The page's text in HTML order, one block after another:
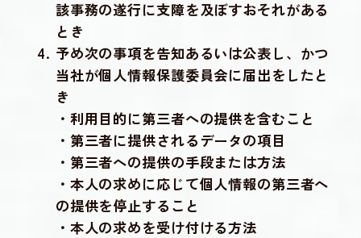
該事務の遂行に支障を及ぼすおそれがある
とき
予め次の事項を告知あるいは公表し、かつ
当社が個人情報保護委員会に届出をしたと
き
・利用目的に第三者への提供を含むこと
・第三者に提供されるデータの項目
・第三者への提供の手段または方法
・本人の求めに応じて個人情報の第三者へ
の提供を停止すること
・本人の求めを受け付ける方法